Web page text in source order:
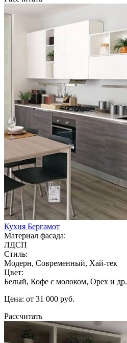
Кухня Бергамот
Материал фасада:
ЛДСП
Стиль:
Модерн, Современный, Хай-тек
Цвет:
Белый, Кофе с молоком, Орех и др.
Цена: от 31 000 руб.
Рассчитать